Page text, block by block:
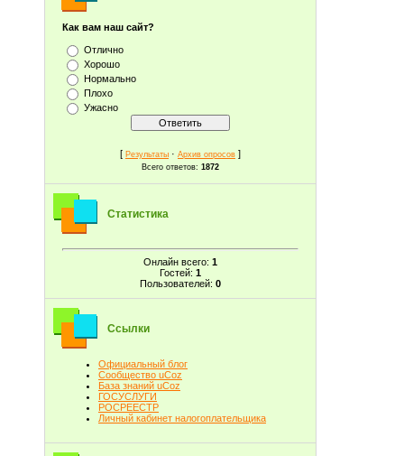
Как вам наш сайт?
Отлично
Хорошо
Нормально
Плохо
Ужасно
[ Результаты · Архив опросов ]
Всего ответов: 1872
Статистика
Онлайн всего: 1
Гостей: 1
Пользователей: 0
Ссылки
Официальный блог
Сообщество uCoz
База знаний uCoz
ГОСУСЛУГИ
РОСРЕЕСТР
Личный кабинет налогоплательщика